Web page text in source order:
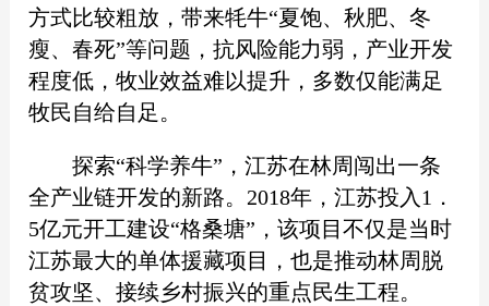
方式比较粗放，带来牦牛“夏饱、秋肥、冬
瘦、春死”等问题，抗风险能力弱，产业开发
程度低，牧业效益难以提升，多数仅能满足
牧民自给自足。
探索“科学养牛”，江苏在林周闯出一条
全产业链开发的新路。2018年，江苏投入1．
5亿元开工建设“格桑塘”，该项目不仅是当时
江苏最大的单体援藏项目，也是推动林周脱
贫攻坚、接续乡村振兴的重点民生工程。